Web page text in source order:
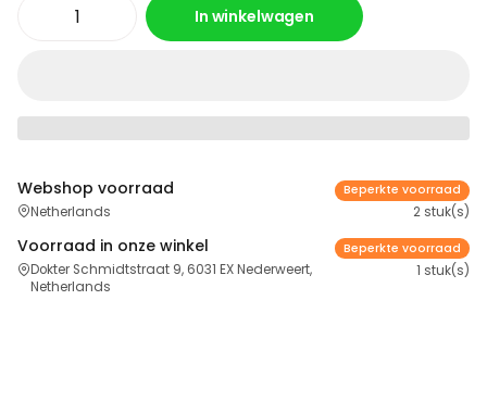
In winkelwagen
Webshop voorraad
Netherlands
Beperkte voorraad
2 stuk(s)
Voorraad in onze winkel
Dokter Schmidtstraat 9, 6031 EX Nederweert,
Netherlands
Beperkte voorraad
1 stuk(s)